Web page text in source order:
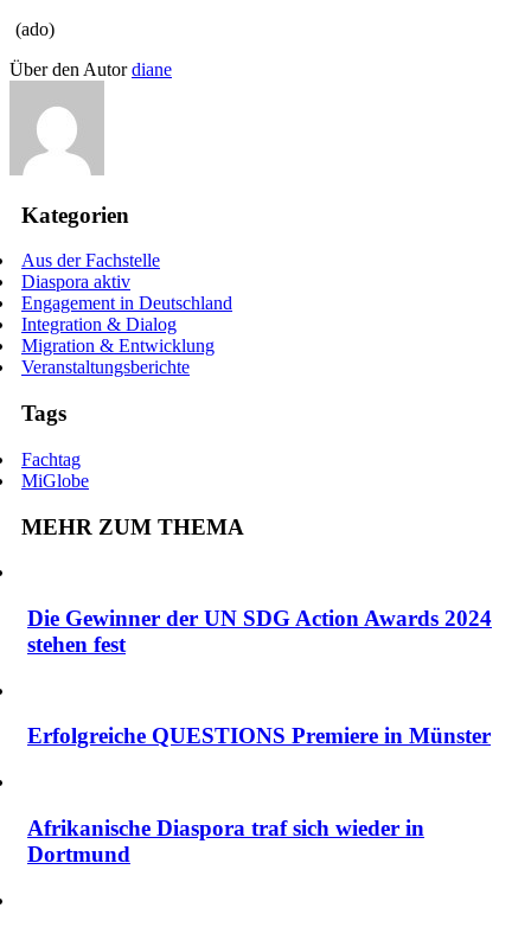
(ado)
Über den Autordiane
Kategorien
Aus der Fachstelle
Diaspora aktiv
Engagement in Deutschland
Integration & Dialog
Migration & Entwicklung
Veranstaltungsberichte
Tags
Fachtag
MiGlobe
MEHR ZUM THEMA
Die Gewinner der UN SDG Action Awards 2024
stehen fest
Erfolgreiche QUESTIONS Premiere in Münster
Afrikanische Diaspora traf sich wieder in
Dortmund